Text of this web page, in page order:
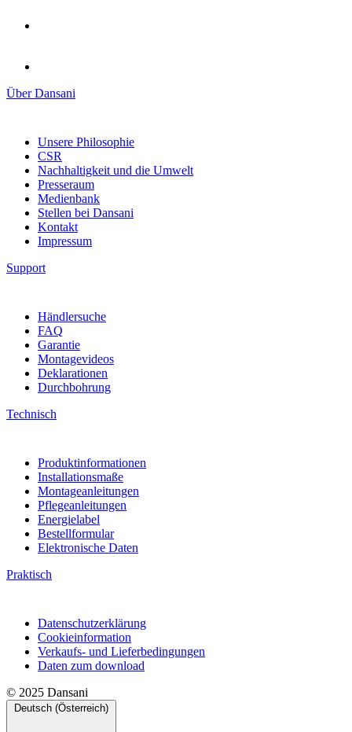
Über Dansani
Unsere Philosophie
CSR
Nachhaltigkeit und die Umwelt
Presseraum
Medienbank
Stellen bei Dansani
Kontakt
Impressum
Support
Händlersuche
FAQ
Garantie
Montagevideos
Deklarationen
Durchbohrung
Technisch
Produktinformationen
Installationsmaße
Montageanleitungen
Pflegeanleitungen
Energielabel
Bestellformular
Elektronische Daten
Praktisch
Datenschutzerklärung
Cookieinformation
Verkaufs- und Lieferbedingungen
Daten zum download
© 2025 Dansani
Deutsch (Österreich)